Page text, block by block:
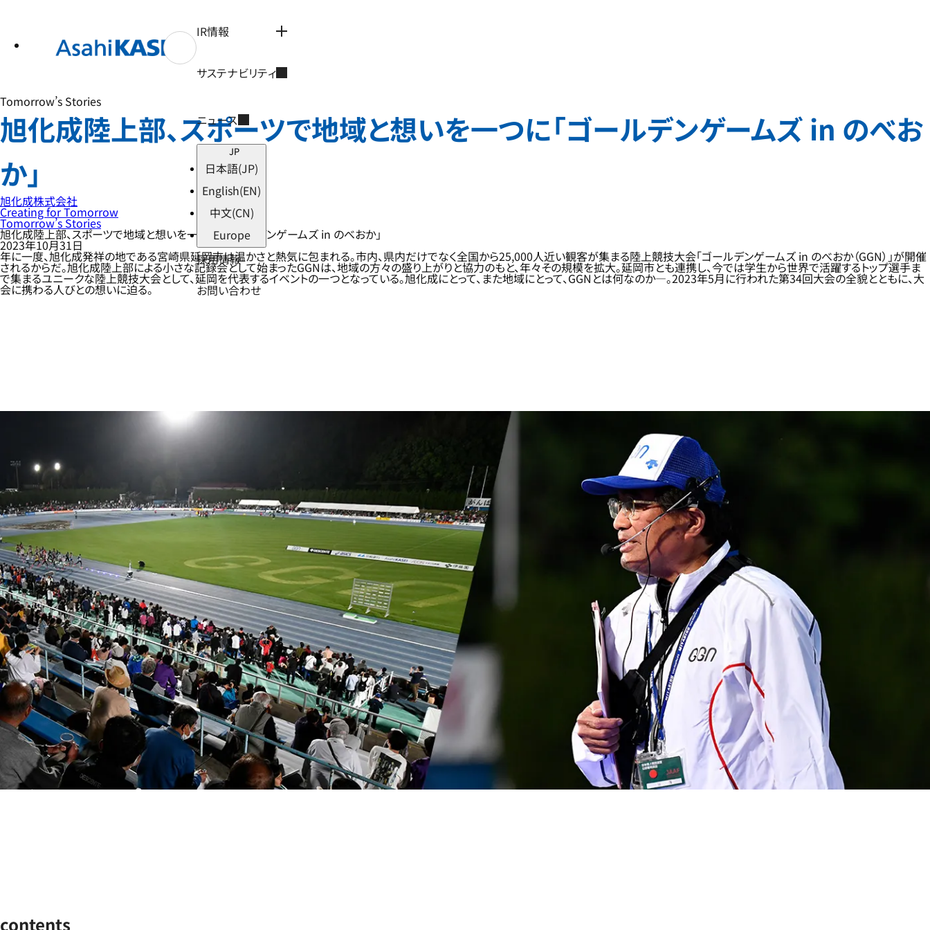
IR情報
サステナビリティ
ニュース
JP
日本語(JP)
English(EN)
中文(CN)
Europe
採用情報
お問い合わせ
Tomorrow’s Stories
旭化成陸上部、スポーツで地域と想いを一つに「ゴールデンゲームズ in のべお
か」
旭化成株式会社
Creating for Tomorrow
Tomorrow’s Stories
旭化成陸上部、スポーツで地域と想いを一つに「ゴールデンゲームズ in のべおか」
2023年10月31日
年に一度、旭化成発祥の地である宮崎県延岡市は温かさと熱気に包まれる。市内、県内だけでなく全国から25,000人近い観客が集まる陸上競技大会「ゴールデンゲームズ in のべおか（GGN）」が開催
されるからだ。旭化成陸上部による小さな記録会として始まったGGNは、地域の方々の盛り上がりと協力のもと、年々その規模を拡大。延岡市とも連携し、今では学生から世界で活躍するトップ選手ま
で集まるユニークな陸上競技大会として、延岡を代表するイベントの一つとなっている。旭化成にとって、また地域にとって、GGNとは何なのか—。2023年5月に行われた第34回大会の全貌とともに、大
会に携わる人びとの想いに迫る。
contents